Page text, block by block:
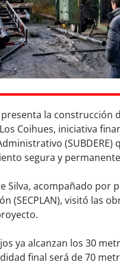
la construcción
Coihues, iniciativa
(SUBDERE)
segura y
Silva, acompañado por
(SECPLAN), visitó las
ya alcanzan los 30
final será de 70